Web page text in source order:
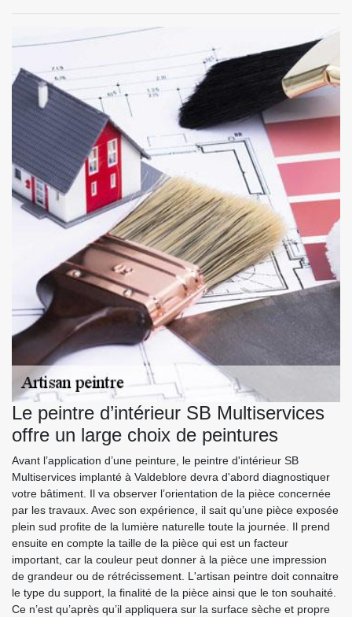
Le peintre d’intérieur SB Multiservices
offre un large choix de peintures
Avant l’application d’une peinture, le peintre d'intérieur SB
Multiservices implanté à Valdeblore devra d'abord diagnostiquer
votre bâtiment. Il va observer l’orientation de la pièce concernée
par les travaux. Avec son expérience, il sait qu’une pièce exposée
plein sud profite de la lumière naturelle toute la journée. Il prend
ensuite en compte la taille de la pièce qui est un facteur
important, car la couleur peut donner à la pièce une impression
de grandeur ou de rétrécissement. L'artisan peintre doit connaitre
le type du support, la finalité de la pièce ainsi que le ton souhaité.
Ce n’est qu’après qu’il appliquera sur la surface sèche et propre